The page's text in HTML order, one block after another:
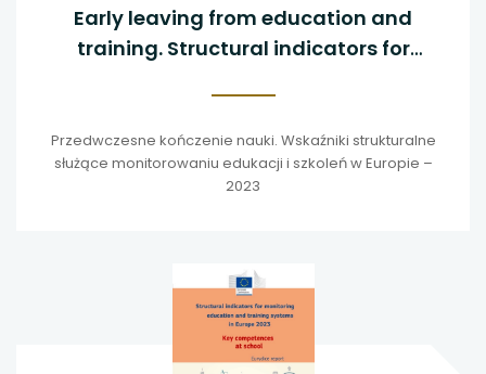
Early leaving from education and
training. Structural indicators for
Przedwczesne kończenie nauki. Wskaźniki strukturalne
służące monitorowaniu edukacji i szkoleń w Europie –
2023